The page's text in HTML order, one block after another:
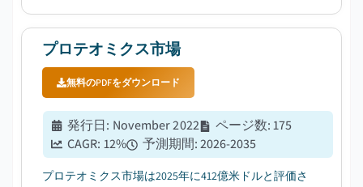
プロテオミクス市場
無料のPDFをダウンロード
発行日: November 2022 ページ数:175
CAGR: 12% 予測期間:2026-2035
プロテオミクス市場は2025年に412億米ドルと評価さ